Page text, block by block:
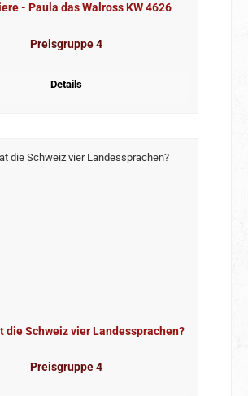
Beuteltiere - Paula das Walross KW 4626
Preisgruppe 4
Details
die Schweiz vier Landessprachen?
Preisgruppe 4